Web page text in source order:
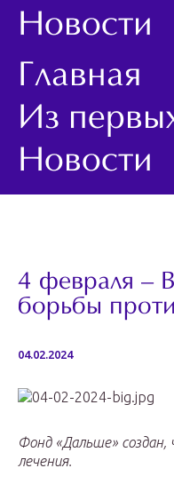
Новости
Главная
Из
Новости
4 февраля –
борьбы
04.02.2024
Фонд «Дальше»
лечения.